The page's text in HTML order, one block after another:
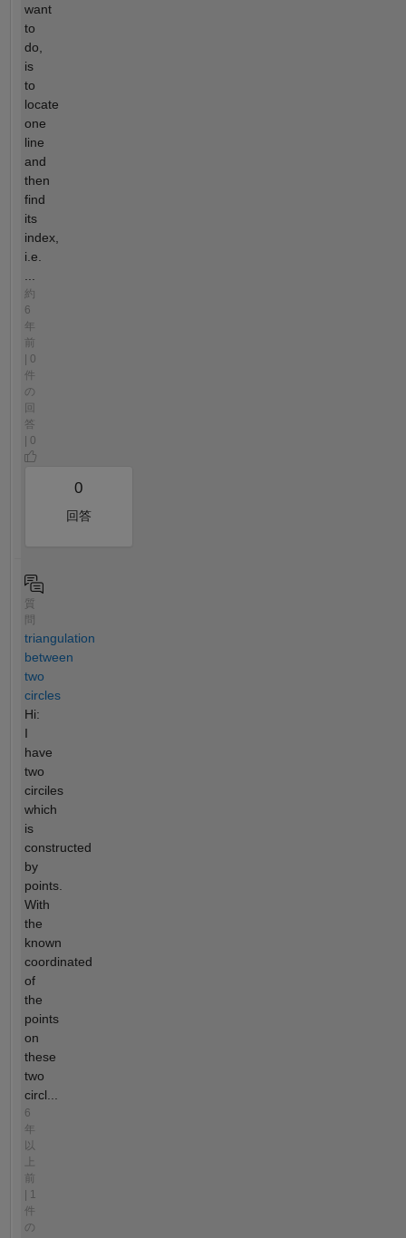
want
to
do,
is
to
locate
one
line
and
then
find
its
index,
i.e.
約
6
年
前
| 0
件
の
回
答
| 0
0
回答
質
triangulation
between
two
circles
Hi:
I
have
two
circiles
which
is
constructed
by
points.
With
the
known
coordinated
of
the
points
on
these
two
circl...
6
年
以
前
| 1
件
の